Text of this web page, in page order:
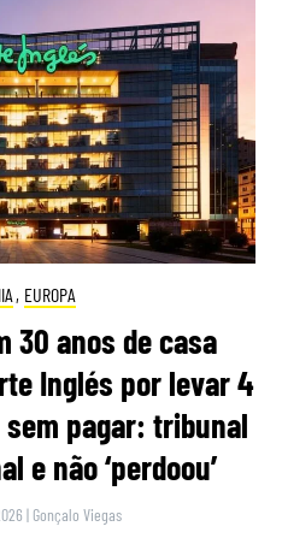
, EUROPA
30 anos de casa
Inglés por levar 4
pagar: tribunal
e não ‘perdoou’
| Gonçalo Viegas